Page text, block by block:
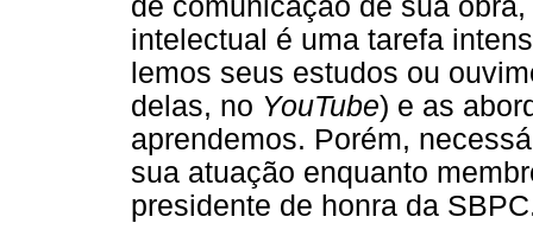
de comunicação de sua
intelectual é uma tarefa
lemos seus estudos ou
delas, no YouTube) e as
aprendemos. Porém,
sua atuação enquanto
presidente de honra da